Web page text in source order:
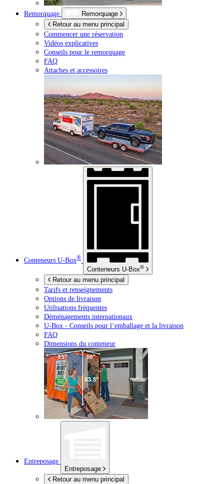
Remorquage
Remorquage
Retour au menu principal
Commencer une réservation
Vidéos explicatives
Conseils pour le remorquage
FAQ
Attaches et accessoires
Conteneurs U-Box®
Conteneurs U-Box®
Retour au menu principal
Tarifs et renseignements
Options de livraison
Utilisations fréquentes
Déménagements internationaux
U-Box - Conseils pour l’emballage et la livraison
FAQ
Dimensions du conteneur
Entreposage
Entreposage
Retour au menu principal